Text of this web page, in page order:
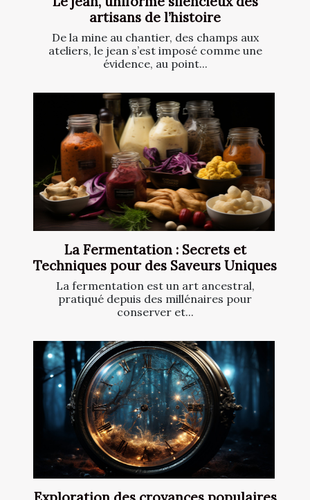
artisans de l’histoire
De la mine au chantier, des champs aux
ateliers, le jean s’est imposé comme une
évidence, au point...
La Fermentation : Secrets et
Techniques pour des Saveurs Uniques
La fermentation est un art ancestral,
pratiqué depuis des millénaires pour
conserver et...